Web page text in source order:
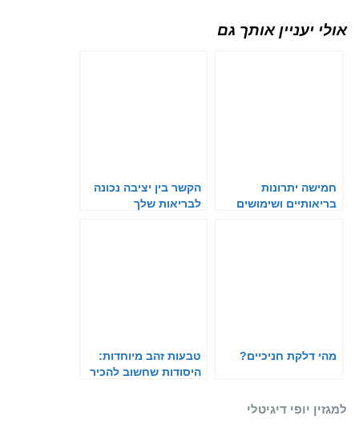
אולי יעניין אותך גם
חמישה יתרונות
בריאותיים ושימושים
הקשר בין יציבה נכונה
לבריאות שלך
מהי דלקת חניכיים?
טבעות זהב מיוחדות:
היסודות שחשוב להכיר
למגזין יופי דיגיטלי